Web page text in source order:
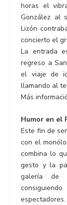
horas el
González al
Lizón
concierto el
La entrada
regreso a
el viaje de
llamando al
Más
Humor en el
Este fin de
con el
combina lo
gesto y la
galería de
espectadores.